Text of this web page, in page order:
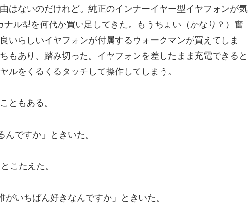
はないのだけれど。純正のインナーイヤー型イヤフォンが気
ル型を何代か買い足してきた。もうちょい（かなり？）奮
いらしいイヤフォンが付属するウォークマンが買えてしま
もあり、踏み切った。イヤフォンを差したまま充電できると
ルをくるくるタッチして操作してしまう。
ともある。
ですか」ときいた。
こたえた。
いちばん好きなんですか」ときいた。